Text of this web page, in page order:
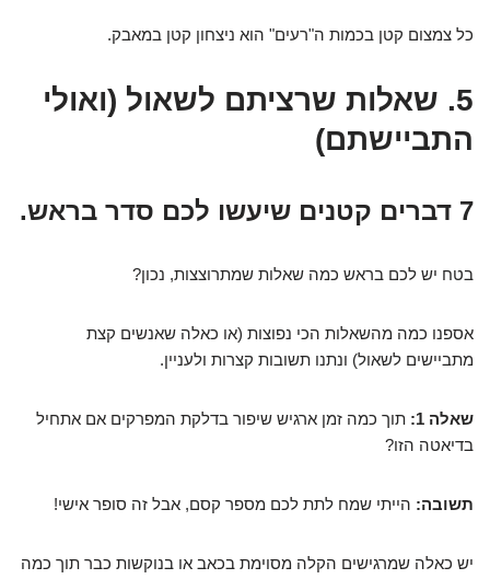
כל צמצום קטן בכמות ה"רעים" הוא ניצחון קטן במאבק.
5. שאלות שרציתם לשאול (ואולי
התביישתם)
7 דברים קטנים שיעשו לכם סדר בראש.
בטח יש לכם בראש כמה שאלות שמתרוצצות, נכון?
אספנו כמה מהשאלות הכי נפוצות (או כאלה שאנשים קצת
מתביישים לשאול) ונתנו תשובות קצרות ולעניין.
שאלה 1:
תוך כמה זמן ארגיש שיפור בדלקת המפרקים אם אתחיל
בדיאטה הזו?
תשובה: הייתי שמח לתת לכם מספר קסם, אבל זה סופר אישי!
יש כאלה שמרגישים הקלה מסוימת בכאב או בנוקשות כבר תוך כמה